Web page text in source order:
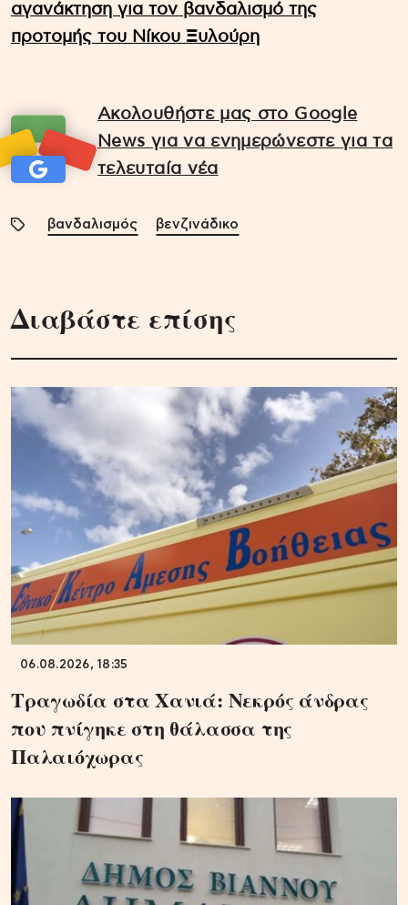
αγανάκτηση για τον βανδαλισμό της
προτομής του Νίκου Ξυλούρη
Ακολουθήστε μας στο Google
News για να ενημερώνεστε για τα
τελευταία νέα
βανδαλισμός βενζινάδικο
Διαβάστε επίσης
06.08.2026, 18:35
Τραγωδία στα Χανιά: Νεκρός άνδρας
που πνίγηκε στη θάλασσα της
Παλαιόχωρας